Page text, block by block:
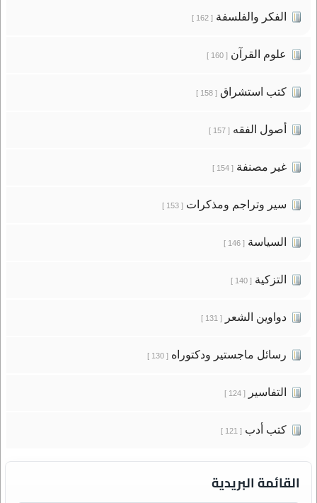
الفكر والفلسفة[ 162 ]
علوم القرآن[ 160 ]
كتب استشراق[ 158 ]
أصول الفقه[ 157 ]
غير مصنفة[ 154 ]
سير وتراجم ومذكرات[ 153 ]
السياسة[ 146 ]
التزكية[ 140 ]
دواوين الشعر[ 131 ]
رسائل ماجستير ودكتوراه[ 130 ]
التفاسير[ 124 ]
كتب أدب[ 121 ]
القائمة البريدية